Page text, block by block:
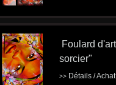
Foulard
sorcier"
>> Détails /